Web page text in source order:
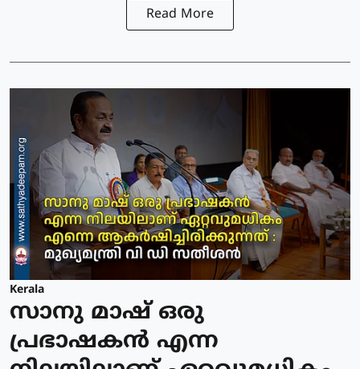
Read More
Kerala
സാനു മാഷ് ഒരു
പ്രഭാഷകൻ എന്ന